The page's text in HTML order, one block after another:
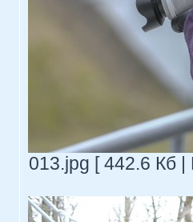
013.jpg [ 442.6 Кб